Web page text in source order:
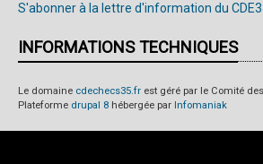
S'abonner à la lettre d'information du
INFORMATIONS TECHNIQUES
Le domaine cdechecs35.fr est géré par le Comité
Plateforme drupal 8 hébergée par Infomaniak